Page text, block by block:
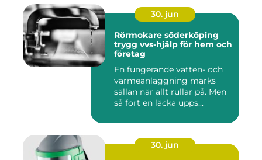
30. jun
Rörmokare söderköping
trygg vvs-hjälp för hem och
företag
En fungerande vatten- och
värmeanläggning märks
sällan när allt rullar på. Men
så fort en läcka upps...
30. jun